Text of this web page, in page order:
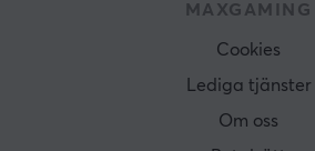
MAXGAMING
Cookies
Lediga tjänster
Om oss